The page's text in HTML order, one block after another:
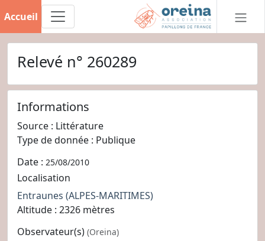
Accueil
Relevé n° 260289
Informations
Source : Littérature
Type de donnée : Publique
Date : 25/08/2010
Localisation
Entraunes (ALPES-MARITIMES)
Altitude : 2326 mètres
Observateur(s) (Oreina)